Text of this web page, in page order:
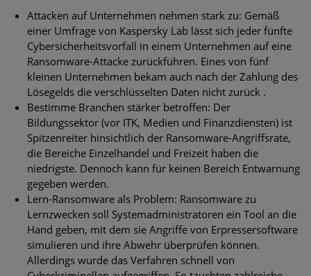
Attacken auf Unternehmen nehmen stark zu: Gemäß
einer Umfrage von Kaspersky Lab lässt sich jeder fünfte
Cybersicherheitsvorfall in einem Unternehmen auf eine
Ransomware-Attacke zurückführen. Eines von fünf
kleinen Unternehmen bekam auch nach der Zahlung des
Lösegelds die verschlüsselten Daten nicht zurück .
Bestimme Branchen stärker betroffen: Der
Bildungssektor (vor ITK, Medien und Finanzdiensten) ist
Spitzenreiter hinsichtlich der Ransomware-Angriffsrate,
die Bereiche Einzelhandel und Freizeit haben die
niedrigste. Dennoch kann für keinen Bereich Entwarnung
gegeben werden.
Lern-Ransomware als Problem: Ransomware zu
Lernzwecken soll Systemadministratoren ein Tool an die
Hand geben, mit dem sie Angriffe von Erpressersoftware
simulieren und ihre Abwehr überprüfen können.
Allerdings wurde das Verfahren schnell von